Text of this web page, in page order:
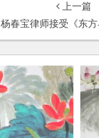
上一篇
杨春宝律师接受《东